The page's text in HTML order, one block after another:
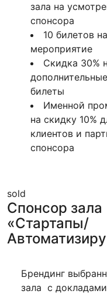
зала на
спонсора
10 билетов на
мероприятие
Скидка 30%
дополнительные
билеты
Именной
на скидку 10%
клиентов и
спонсора
sold
Спонсор зала
«Стартапы/
Брендинг
зала с докладами